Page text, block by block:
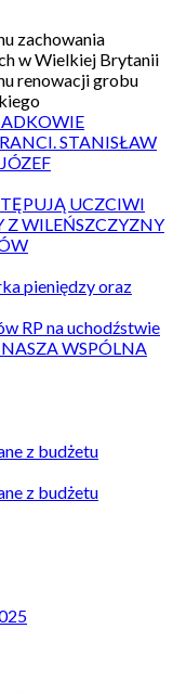
zachowania
w Wielkiej Brytanii
renowacji grobu
STANISŁAW
UCZCIWI
Z WILEŃSZCZYZNY
pieniędzy oraz
RP na uchodźstwie
WSPÓLNA
z budżetu
z budżetu